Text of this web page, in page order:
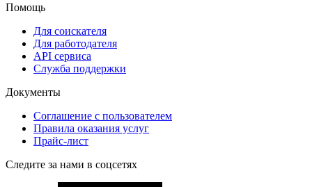
Помощь
Для соискателя
Для работодателя
API сервиса
Служба поддержки
Документы
Соглашение с пользователем
Правила оказания услуг
Прайс-лист
Следите за нами в соцсетях